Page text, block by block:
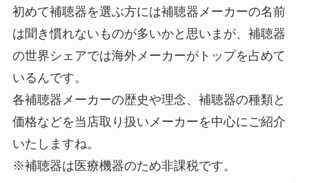
初めて補聴器を選ぶ方には補聴器メーカーの名前
は聞き慣れないものが多いかと思いまが、補聴器
の世界シェアでは海外メーカーがトップを占めて
いるんです。
各補聴器メーカーの歴史や理念、補聴器の種類と
価格などを当店取り扱いメーカーを中心にご紹介
いたしますね。
※補聴器は医療機器のため非課税です。